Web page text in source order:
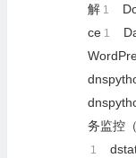
解 1
ce 1
务监控
1